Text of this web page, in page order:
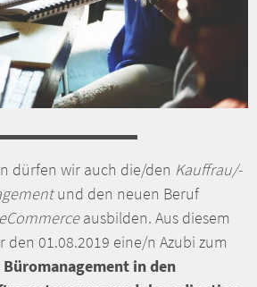
dürfen wir auch die/den Kauffrau/-
und den neuen Beruf
ausbilden. Aus diesem
den 01.08.2019 eine/n Azubi zum
in den